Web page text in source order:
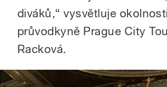
diváků,“ vysvětluje
průvodkyně Prague City
Racková.